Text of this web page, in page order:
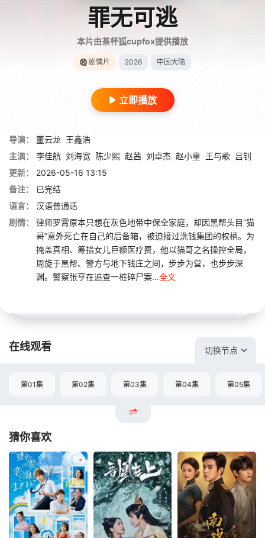
罪无可逃
本片由茶杯狐cupfox提供播放
剧情片 2026 中国大陆
立即播放
导演： 董云龙 王鑫浩
主演：
李佳航 刘海宽 陈少熙 赵茜 刘卓杰 赵小童 王与歌 吕钊
更新：
2026-05-16 13:15
备注：
已完结
语言：
汉语普通话
剧情：
律师罗霄原本只想在灰色地带中保全家庭，却因黑帮头目“猫
哥”意外死亡在自己的后备箱，被迫接过洗钱集团的权柄。为
掩盖真相、筹措女儿巨额医疗费，他以猫哥之名操控全局，
周旋于黑帮、警方与地下钱庄之间，步步为营，也步步深
渊。警察张亨在追查一桩碎尸案...全文
在线观看 切换节点
第01集 第02集 第03集 第04集 第05集
猜你喜欢